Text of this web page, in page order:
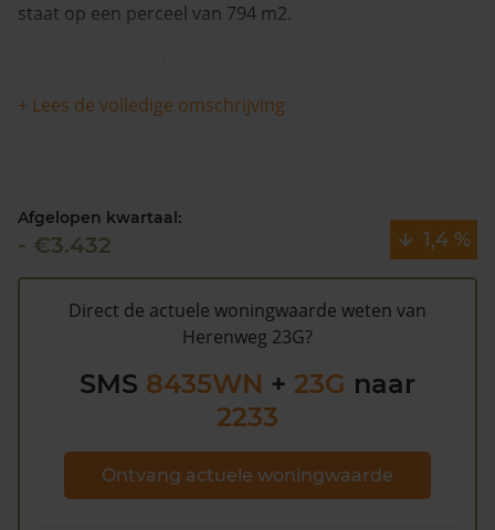
staat op een perceel van 794 m2.
koopsominformatie en is in de afgelopen 12 maanden
stabiel gebleven in waarde. De woning is sinds 1993
te hoog is en dat er bespaard zou kunnen worden op
de gemeentelijke belastingen. Met het
gratis WOZ
alarmbent u elk jaar op de hoogte van uw laatste WOZ
waarde en kansen op besparing. Schrijf uhiergratis in.
+ Lees de volledige omschrijving
Afgelopen kwartaal:
- €3.432 1,4 %
Direct de actuele woningwaarde weten van
Herenweg 23G?
SMS 8435WN + 23G naar
2233
Ontvang actuele woningwaarde